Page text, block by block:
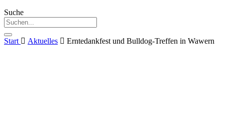
Suche
Start Aktuelles Erntedankfest und Bulldog-Treffen in Wawern